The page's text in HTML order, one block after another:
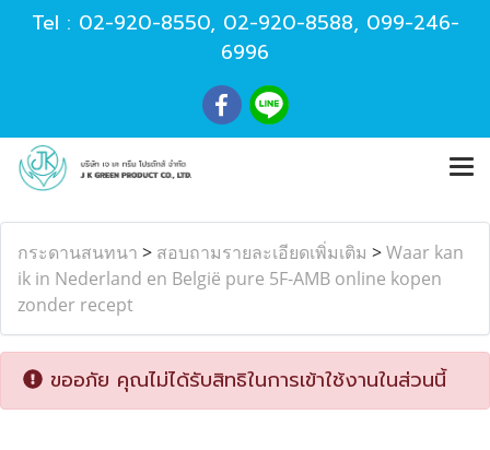
Tel : 02-920-8550, 02-920-8588, 099-246-
6996
กระดานสนทนา > สอบถามรายละเอียดเพิ่มเติม >Waar kan
ik in Nederland en België pure 5F-AMB online kopen
zonder recept
ขออภัย คุณไม่ได้รับสิทธิในการเข้าใช้งานในส่วนนี้